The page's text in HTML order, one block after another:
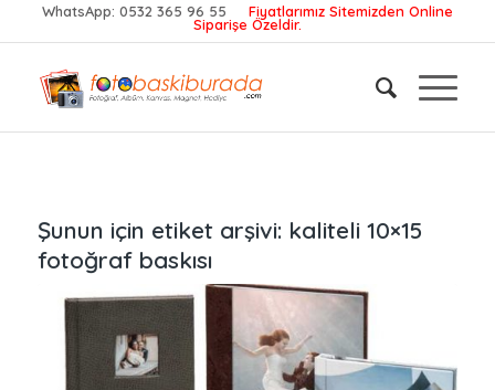
WhatsApp: 0532 365 96 55 Fiyatlarımız Sitemizden Online
Siparişe Özeldir.
Şunun için etiket arşivi: kaliteli 10×15
fotoğraf baskısı